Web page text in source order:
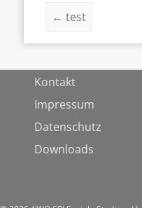
← test
Kontakt
Impressum
Datenschutz
Downloads